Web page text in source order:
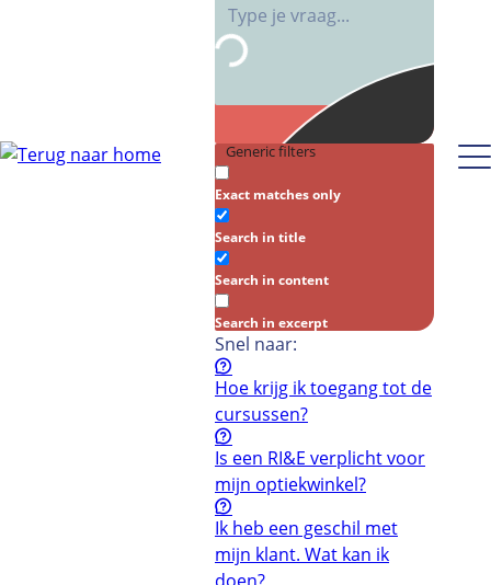
Generic filters
Exact matches only
Search in title
Search in content
Search in excerpt
Snel naar:
Hoe krijg ik toegang tot de
cursussen?
Is een RI&E verplicht voor
mijn optiekwinkel?
Ik heb een geschil met
mijn klant. Wat kan ik